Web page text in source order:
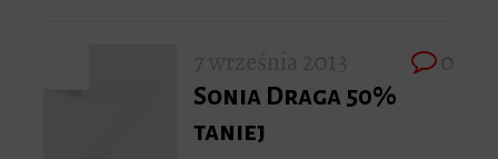
Sonia Draga 50%
taniej